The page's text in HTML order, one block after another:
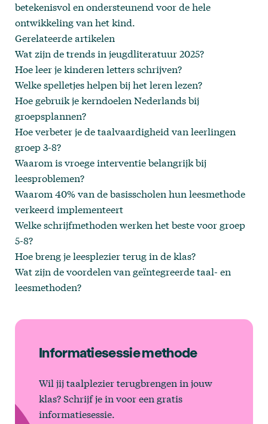
betekenisvol en ondersteunend voor de hele
ontwikkeling van het kind.
Gerelateerde artikelen
Wat zijn de trends in jeugdliteratuur 2025?
Hoe leer je kinderen letters schrijven?
Welke spelletjes helpen bij het leren lezen?
Hoe gebruik je kerndoelen Nederlands bij
groepsplannen?
Hoe verbeter je de taalvaardigheid van leerlingen
groep 3-8?
Waarom is vroege interventie belangrijk bij
leesproblemen?
Waarom 40% van de basisscholen hun leesmethode
verkeerd implementeert
Welke schrijfmethoden werken het beste voor groep
5-8?
Hoe breng je leesplezier terug in de klas?
Wat zijn de voordelen van geïntegreerde taal- en
leesmethoden?
Informatiesessie methode
Wil jij taalplezier terugbrengen in jouw
klas? Schrijf je in voor een gratis
informatiesessie.